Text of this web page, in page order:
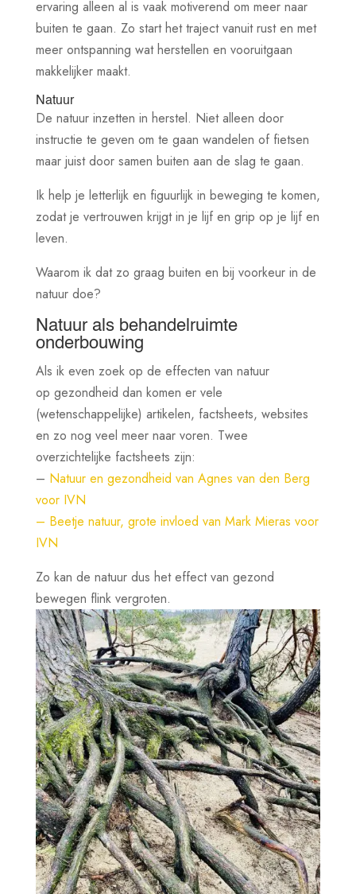
ervaring alleen al is vaak motiverend om meer naar
buiten te gaan. Zo start het traject vanuit rust en met
meer ontspanning wat herstellen en vooruitgaan
makkelijker maakt.
Natuur
De natuur inzetten in herstel. Niet alleen door
instructie te geven om te gaan wandelen of fietsen
maar juist door samen buiten aan de slag te gaan.
Ik help je letterlijk en figuurlijk in beweging te komen,
zodat je vertrouwen krijgt in je lijf en grip op je lijf en
leven.
Waarom ik dat zo graag buiten en bij voorkeur in de
natuur doe?
Natuur als behandelruimte
onderbouwing
Als ik even zoek op de effecten van natuur
op gezondheid dan komen er vele
(wetenschappelijke) artikelen, factsheets, websites
en zo nog veel meer naar voren. Twee
overzichtelijke factsheets zijn:
– Natuur en gezondheid van Agnes van den Berg
voor IVN
– Beetje natuur, grote invloed van Mark Mieras voor
IVN
Zo kan de natuur dus het effect van gezond
bewegen flink vergroten.